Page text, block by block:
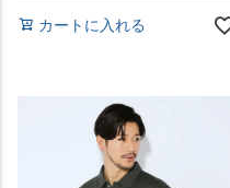
カートに入れる